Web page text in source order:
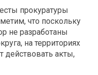
прокуратуры
что поскольку
не разработаны
на территориях
акты,